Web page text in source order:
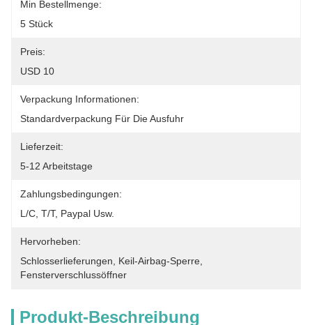
Min Bestellmenge:
5 Stück
Preis:
USD 10
Verpackung Informationen:
Standardverpackung Für Die Ausfuhr
Lieferzeit:
5-12 Arbeitstage
Zahlungsbedingungen:
L/C, T/T, Paypal Usw.
Hervorheben:
Schlosserlieferungen
Keil-Airbag-Sperre
Fensterverschlussöffner
Produkt-Beschreibung